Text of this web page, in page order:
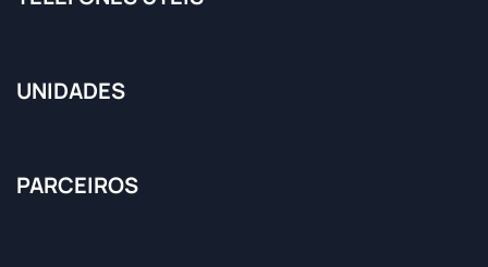
UNIDADES
PARCEIROS